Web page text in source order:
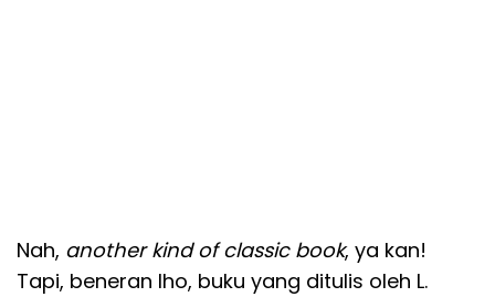
Nah, another kind of classic book, ya kan!
Tapi, beneran lho, buku yang ditulis oleh L.